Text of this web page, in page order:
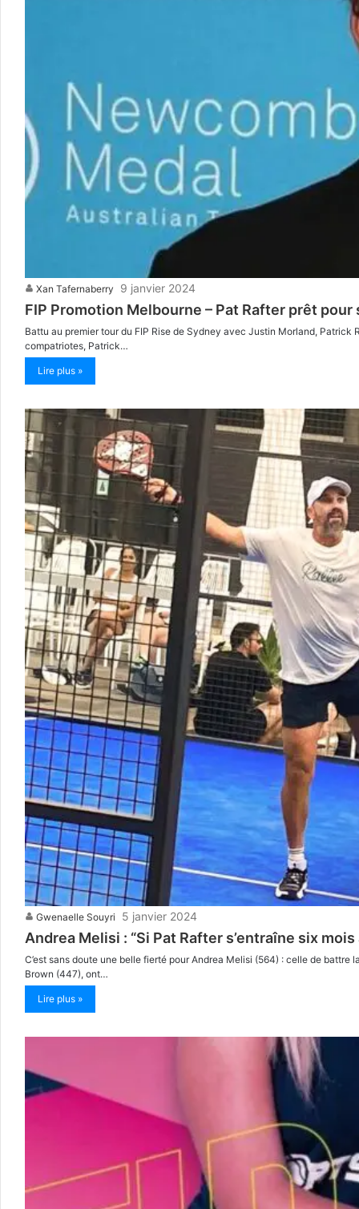
Xan Tafernaberry 9 janvier 2024
FIP Promotion Melbourne – Pat Rafter prêt
Battu au premier tour du FIP Rise de Sydney avec Justin Morland,
compatriotes, Patrick…
Lire plus »
Gwenaelle Souyri 5 janvier 2024
Andrea Melisi : “Si Pat Rafter s’entraîne six
C’est sans doute une belle fierté pour Andrea Melisi (564) : celle de battre
Brown (447), ont…
Lire plus »